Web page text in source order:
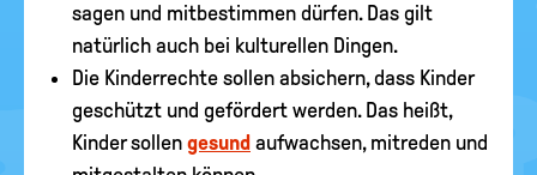
sagen und mitbestimmen dürfen. Das gilt
natürlich auch bei kulturellen Dingen.
Die Kinderrechte sollen absichern, dass Kinder
geschützt und gefördert werden. Das heißt,
Kinder sollen gesund aufwachsen, mitreden und